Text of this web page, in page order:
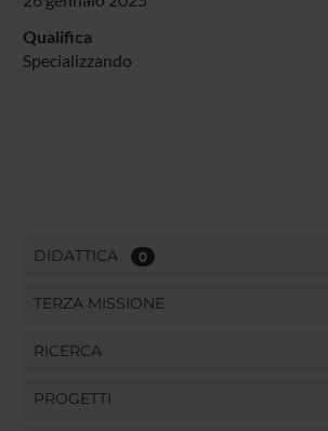
Qualifica
Specializzando
DIDATTICA 0
TERZA MISSIONE
RICERCA
PROGETTI